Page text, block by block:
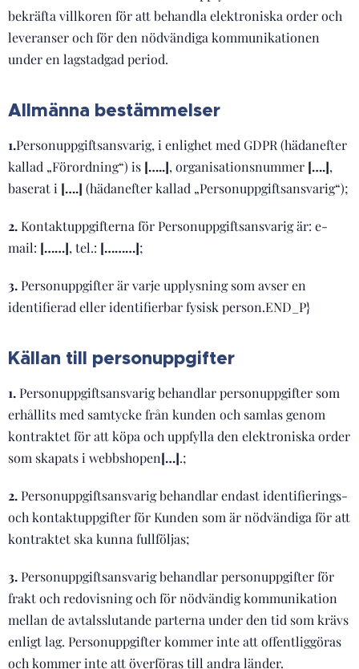
bekräfta villkoren för att behandla elektroniska order och
leveranser och för den nödvändiga kommunikationen
under en lagstadgad period.
Allmänna bestämmelser
1.Personuppgiftsansvarig, i enlighet med GDPR (hädanefter
kallad „Förordning“) is […..], organisationsnummer [….],
baserat i [….] (hädanefter kallad „Personuppgiftsansvarig“);
2.Kontaktuppgifterna för Personuppgiftsansvarig är: e-
mail: [……], tel.: [………];
3.Personuppgifter är varje upplysning som avser en
identifierad eller identifierbar fysisk person.END_P}
Källan till personuppgifter
1.Personuppgiftsansvarig behandlar personuppgifter som
erhållits med samtycke från kunden och samlas genom
kontraktet för att köpa och uppfylla den elektroniska order
som skapats i webbshopen[…].;
2.Personuppgiftsansvarig behandlar endast identifierings-
och kontaktuppgifter för Kunden som är nödvändiga för att
kontraktet ska kunna fullföljas;
3.Personuppgiftsansvarig behandlar personuppgifter för
frakt och redovisning och för nödvändig kommunikation
mellan de avtalsslutande parterna under den tid som krävs
enligt lag. Personuppgifter kommer inte att offentliggöras
och kommer inte att överföras till andra länder.